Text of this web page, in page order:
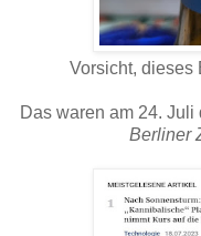
Vorsicht, dieses
Das waren am 24.
Berliner